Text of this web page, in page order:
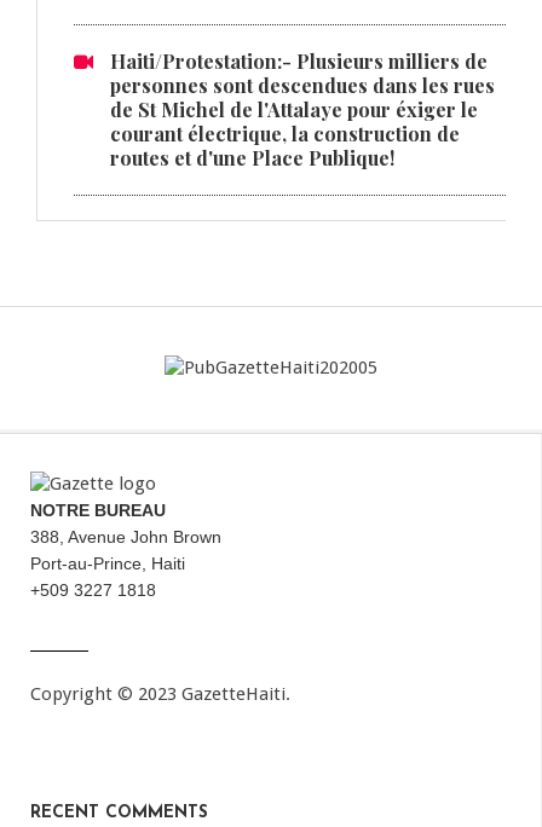
Haiti/Protestation:- Plusieurs milliers de
personnes sont descendues dans les rues
de St Michel de l'Attalaye pour éxiger le
courant électrique, la construction de
routes et d'une Place Publique!
NOTRE BUREAU
388, Avenue John Brown
Port-au-Prince, Haiti
+509 3227 1818
Copyright © 2023 GazetteHaiti.
RECENT COMMENTS